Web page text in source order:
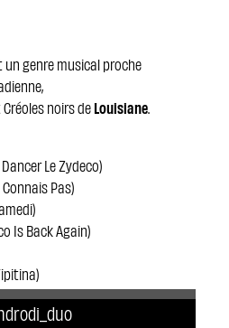
un genre musical proche
noirs deLouisiane
Le Zydeco)
Pas)
Is Back Again)
à Bébé)
Lucky Man)